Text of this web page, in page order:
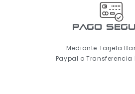
pago
Mediante Tarjeta
Paypal o Transferencia